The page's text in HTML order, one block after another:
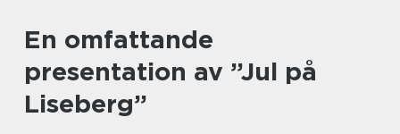
En omfattande
presentation av ”Jul på
Liseberg”